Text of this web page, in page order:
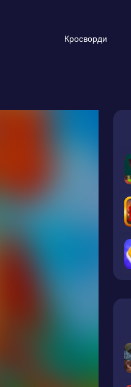
Кросворди